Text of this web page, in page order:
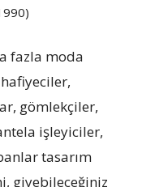
fazla moda
gömlekçiler,
işleyiciler,
tasarım
giyebileceğiniz